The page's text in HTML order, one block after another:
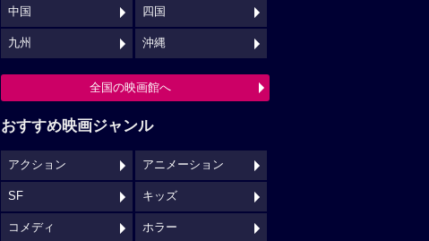
中国 四国
九州 沖縄
全国の映画館へ
おすすめ映画ジャンル
アクション アニメーション
SF キッズ
コメディ ホラー